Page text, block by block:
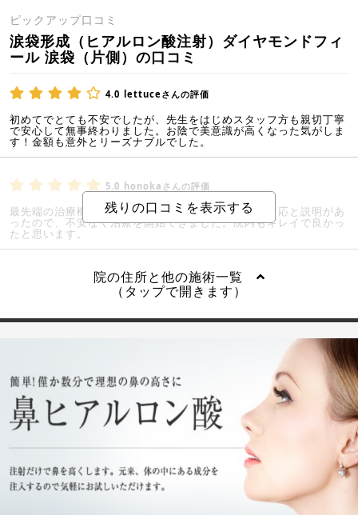
ピックアップ口コミ
涙袋形成（ヒアルロン酸注射）ダイヤモンドフィ
ール 涙袋（片側）の口コミ
4.0 lettuceさんの評価
初めてでとても不安でしたが、先生をはじめスタッフ方も親切丁寧
で安心して無事終わりました。お陰で美意識が高くなった気がしま
す！金額も意外とリーズナブルでした。
5.0 honokaさんの評価
最先端の治療機器とのことで利用しました。丁寧な対応と説明があ
ったので、不安なく治療を開始できました。院内もキレイで良かっ
たと思います。
院の住所と他の施術一覧
（タップで開きます）